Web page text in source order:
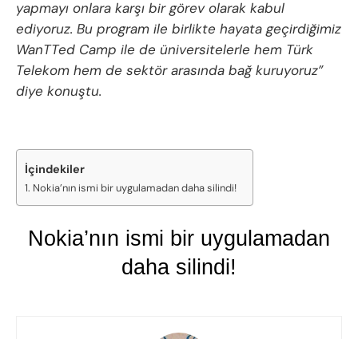
yapmayı onlara karşı bir görev olarak kabul
ediyoruz. Bu program ile birlikte hayata geçirdiğimiz
WanTTed Camp ile de üniversitelerle hem Türk
Telekom hem de sektör arasında bağ kuruyoruz”
diye konuştu.
İçindekiler
Nokia’nın ismi bir uygulamadan daha silindi!
Nokia’nın ismi bir uygulamadan
daha silindi!